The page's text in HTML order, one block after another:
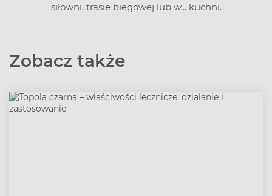
siłowni, trasie biegowej lub w... kuchni.
Zobacz także